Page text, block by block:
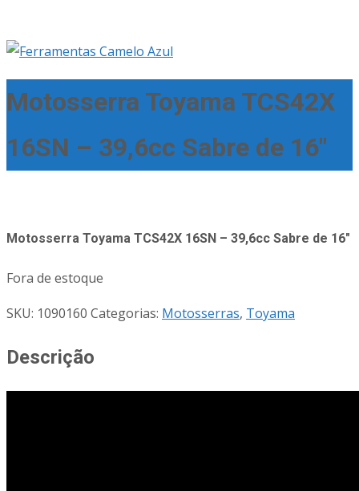
Motosserra Toyama TCS42X
16SN – 39,6cc Sabre de 16″
Motosserra Toyama TCS42X 16SN – 39,6cc Sabre de 16″
Fora de estoque
SKU: 1090160 Categorias: Motosserras, Toyama
Descrição